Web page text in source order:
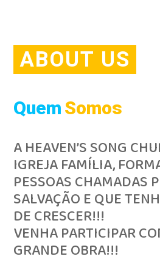
ABOUT US
Quem Somos
A HEAVEN’S SONG
IGREJA FAMÍLIA,
PESSOAS CHAMADAS
SALVAÇÃO E QUE
DE CRESCER!!!
VENHA PARTICIPAR
GRANDE OBRA!!!